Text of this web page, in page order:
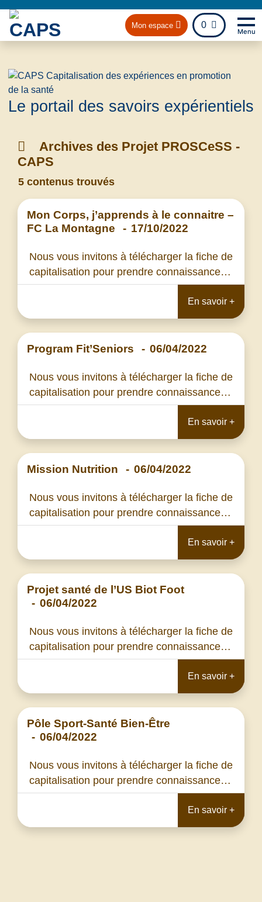
Mon espace 0
fichier
Menu
Le portail des savoirs expérientiels
Archives des Projet PROSCeSS -
CAPS
5 contenus trouvés
Mon Corps, j’apprends à le connaitre –
FC La Montagne
- 17/10/2022
Nous vous invitons à télécharger la fiche de
capitalisation pour prendre connaissance…
En savoir +
Program Fit’Seniors - 06/04/2022
Nous vous invitons à télécharger la fiche de
capitalisation pour prendre connaissance…
En savoir +
Mission Nutrition - 06/04/2022
Nous vous invitons à télécharger la fiche de
capitalisation pour prendre connaissance…
En savoir +
Projet santé de l’US Biot Foot
- 06/04/2022
Nous vous invitons à télécharger la fiche de
capitalisation pour prendre connaissance…
En savoir +
Pôle Sport-Santé Bien-Être
- 06/04/2022
Nous vous invitons à télécharger la fiche de
capitalisation pour prendre connaissance…
En savoir +